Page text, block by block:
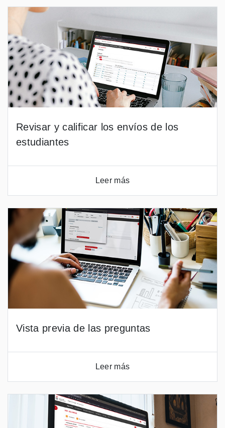
Revisar y calificar los envíos de los
estudiantes
Leer más
Vista previa de las preguntas
Leer más